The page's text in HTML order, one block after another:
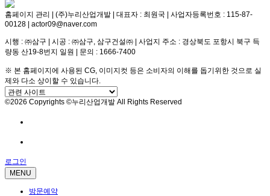
홈페이지 관리 | (주)누리산업개발 | 대표자 : 최원국 | 사업자등록번호 : 115-87-
00128 | actor09@naver.com
시행 : ㈜삼구 | 시공 : ㈜삼구, 삼구건설㈜ | 사업지 주소 : 경상북도 포항시 북구 득
량동 산19-8번지 일원 | 문의 : 1666-7400
※ 본 홈페이지에 사용된 CG, 이미지컷 등은 소비자의 이해를 돕기위한 것으로 실
제와 다소 상이할 수 있습니다.
©2026 Copyrights ©누리산업개발 All Rights Reserved
로그인
MENU
방문예약